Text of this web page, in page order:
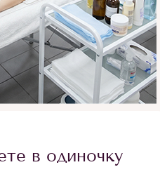
в одиночку